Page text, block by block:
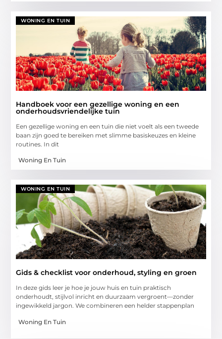
WONING EN TUIN
Handboek voor een gezellige woning en een
onderhoudsvriendelijke tuin
Een gezellige woning en een tuin die niet voelt als een tweede
baan zijn goed te bereiken met slimme basiskeuzes en kleine
routines. In dit
Woning En Tuin
WONING EN TUIN
Gids & checklist voor onderhoud, styling en groen
In deze gids leer je hoe je jouw huis en tuin praktisch
onderhoudt, stijlvol inricht en duurzaam vergroent—zonder
ingewikkeld jargon. We combineren een helder stappenplan
Woning En Tuin